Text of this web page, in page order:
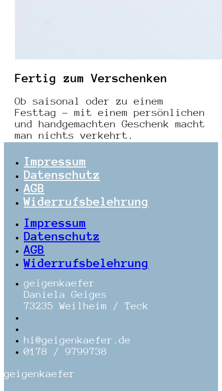
Fertig zum Verschenken
Ob saisonal oder zu einem
Festtag – mit einem persönlichen
und handgemachten Geschenk macht
man nichts verkehrt.
Impressum
Datenschutz
AGB
Widerrufsbelehrung
Impressum
Datenschutz
AGB
Widerrufsbelehrung
geigenkaefer
Daniela Geiges
73235 Weilheim / Teck
hi@geigenkaefer.de
0178 / 9799738
geigenkaefer